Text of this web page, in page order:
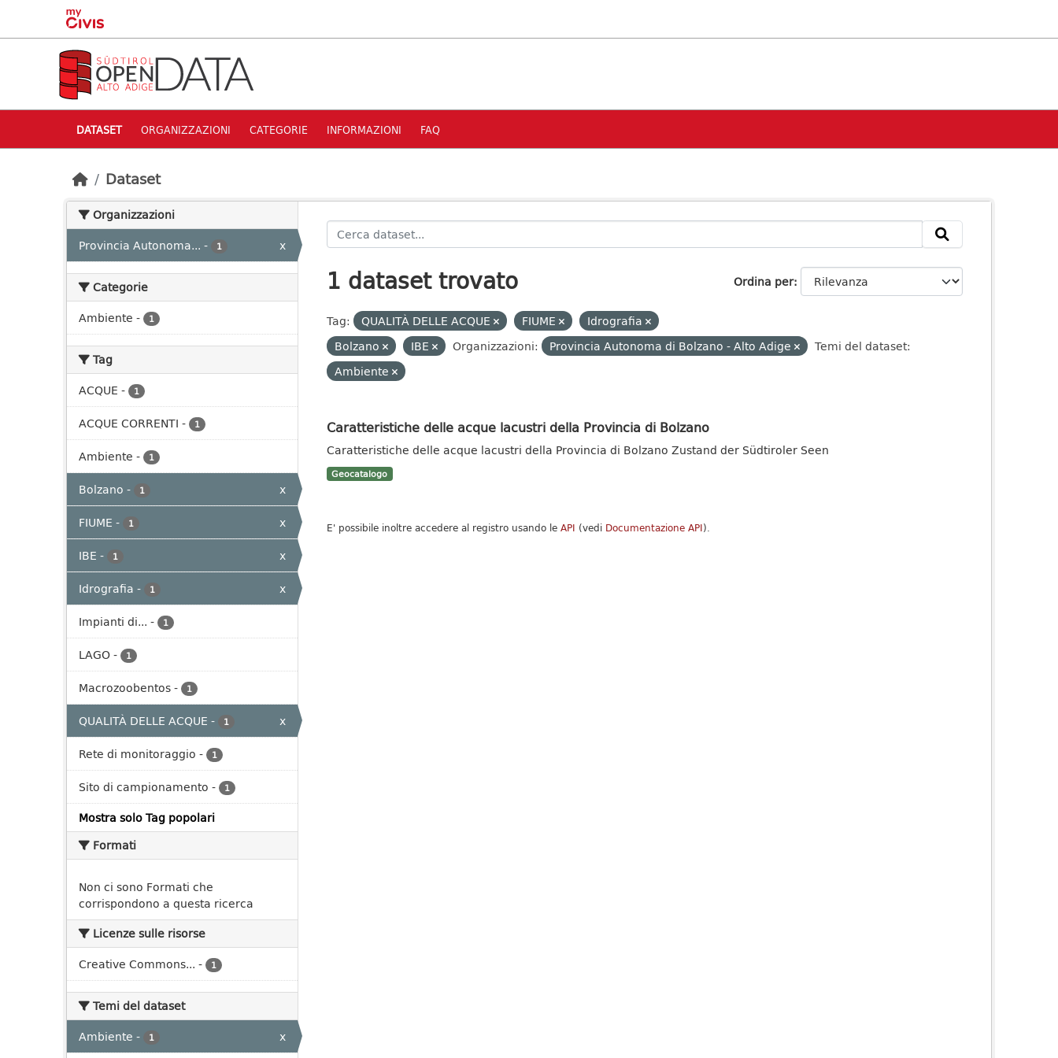
Skip to main content
DATASET ORGANIZZAZIONI CATEGORIE INFORMAZIONI FAQ
Dataset
Organizzazioni
Provincia Autonoma... - 1 x
Categorie
Ambiente - 1
Tag
ACQUE - 1
ACQUE CORRENTI - 1
Ambiente - 1
Bolzano - 1
x
FIUME - 1
x
IBE - 1
x
Idrografia - 1
x
Impianti di... - 1
LAGO- 1
Macrozoobentos- 1
QUALITÀ DELLE ACQUE - 1
x
Rete di monitoraggio - 1
Sito di campionamento - 1
Mostra solo Tag popolari
Formati
Non ci sono Formati che
corrispondono a questa ricerca
Licenze sulle risorse
Creative Commons... - 1
Temi del dataset
Ambiente - 1 x
Ordina per
1 dataset trovato
Tag: QUALITÀ DELLE ACQUE FIUME
Idrografia
Bolzano
IBE Organizzazioni: Provincia Autonoma di Bolzano - Alto Adige
Temi del dataset:
Ambiente
Caratteristiche delle acque lacustri della Provincia di Bolzano
Caratteristiche delle acque lacustri della Provincia di Bolzano Zustand der Südtiroler Seen
Geocatalogo
E' possibile inoltre accedere al registro usando le API (vedi Documentazione API).